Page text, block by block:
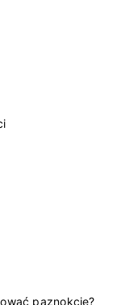
paznokcie?